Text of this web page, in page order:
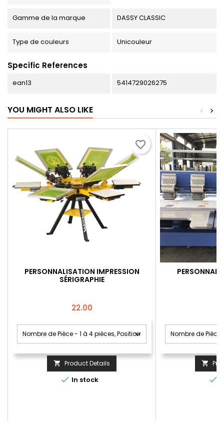
Gamme de la marque DASSY CLASSIC
Type de couleurs Unicouleur
Specific References
ean13 5414729026275
YOU MIGHT ALSO LIKE >
<
PERSONNALISATION IMPRESSION
SÉRIGRAPHIE
Price
22.00
 Product Details
 In stock
favorite_border

